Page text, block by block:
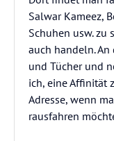
Salwar Kameez,
Schuhen usw. zu
auch handeln.
und Tücher und
ich, eine Affinität
Adresse, wenn
rausfahren